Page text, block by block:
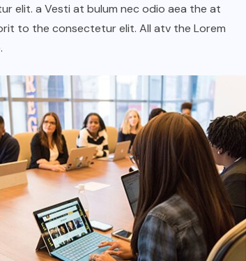
elit. a Vesti at bulum nec odio aea the at
to the consectetur elit. All atv the Lorem